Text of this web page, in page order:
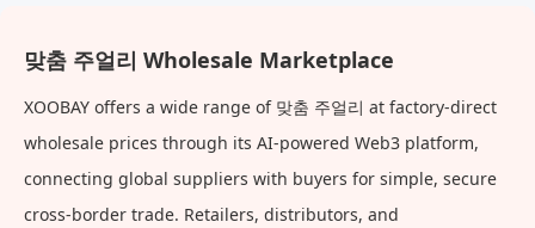
맞춤 주얼리 Wholesale Marketplace
XOOBAY offers a wide range of 맞춤 주얼리 at factory-direct
wholesale prices through its AI-powered Web3 platform,
connecting global suppliers with buyers for simple, secure
cross-border trade. Retailers, distributors, and